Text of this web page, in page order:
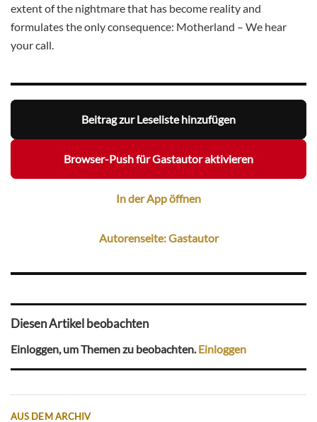
extent of the nightmare that has become reality and
formulates the only consequence: Motherland – We hear
your call.
Beitrag zur Leseliste hinzufügen
Browser-Push für Gastautor aktivieren
In der App öffnen
Autorenseite: Gastautor
Diesen Artikel beobachten
Einloggen, um Themen zu beobachten.Einloggen
AUS DEM ARCHIV